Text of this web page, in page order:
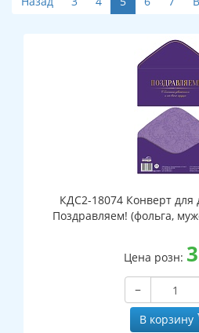
КДС2-18074 Конверт для
Поздравляем! (фольга,
Цена розн:
−
В корзину